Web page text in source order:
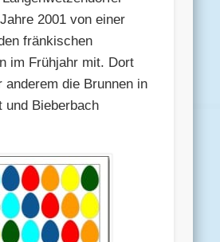
2001 von einer
fränkischen
im Frühjahr mit. Dort
anderem die Brunnen in
und Bieberbach